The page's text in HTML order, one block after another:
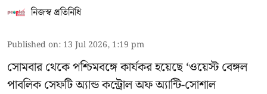
নিজস্ব প্রতিনিধি
Published on: 13 Jul 2026, 1:19 pm
সোমবার থেকে পশ্চিমবঙ্গে কার্যকর হয়েছে ‘ওয়েস্ট বেঙ্গল
পাবলিক সেফটি অ্যান্ড কন্ট্রোল অফ অ্যান্টি-সোশাল